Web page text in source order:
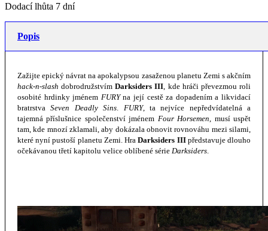
Dodací lhůta 7 dní
Popis
Zažijte epický návrat na apokalypsou zasaženou planetu Zemi s akčním
hack-n-slash dobrodružstvímDarksiders III , kde hráči převezmou roli
osobité hrdinky jménem FURYna její cestě za dopadením a likvidací
bratrstvaSeven Deadly Sins FURY, ta nejvíce nepředvídatelná a
tajemná příslušnice společenství jménem Four Horsemen , musí uspět
tam, kde mnozí zklamali, aby dokázala obnovit rovnováhu mezi silami,
které nyní pustoší planetu Zemi. HraDarksiders IIIpředstavuje dlouho
očekávanou třetí kapitolu velice oblíbené série Darksiders